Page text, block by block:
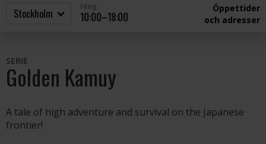
10:00–18:00
Öppettider
och adresser
SERIE
Golden Kamuy
A tale of high adventure and survival on the Japanese
frontier!